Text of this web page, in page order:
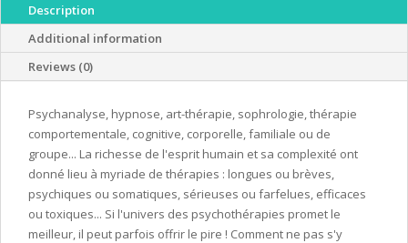
Description
Additional information
Reviews (0)
Psychanalyse, hypnose, art-thérapie, sophrologie, thérapie
comportementale, cognitive, corporelle, familiale ou de
groupe... La richesse de l'esprit humain et sa complexité ont
donné lieu à myriade de thérapies : longues ou brèves,
psychiques ou somatiques, sérieuses ou farfelues, efficaces
ou toxiques... Si l'univers des psychothérapies promet le
meilleur, il peut parfois offrir le pire ! Comment ne pas s'y